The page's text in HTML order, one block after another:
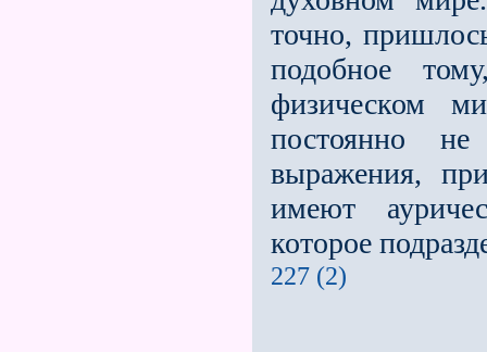
точно,
подобное
физическом
постоянно
выражения,
имеют
которое
227 (2)